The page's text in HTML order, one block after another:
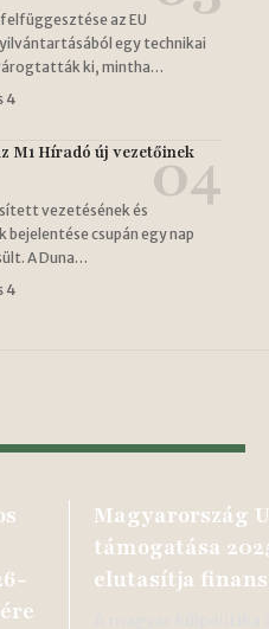
felfüggesztése az EU
egy technikai
ki, mintha…
4
M1 Híradó új vezetőinek
vezetésének és
csupán egy nap
A Duna…
4
Magyarország
támogatása
elutasítja